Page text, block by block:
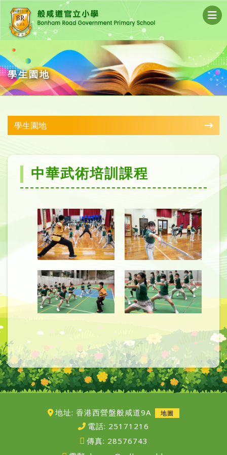
學生園地
學生園地
中華武術培訓課程
地址: 香港西營盤般咸道9A 地圖
電話: 25171216
傳真: 28576743